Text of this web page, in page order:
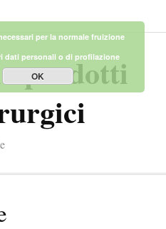
prodotti
per la normale fruizione
dati personali o di profilazione
OK